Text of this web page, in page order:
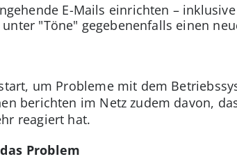
E-Mails einrichten –
"Töne" gegebenenfalls einen
um Probleme mit dem
berichten im Netz zudem davon,
reagiert hat.
Problem